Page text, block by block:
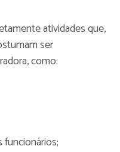
atividades que,
ser
como:
funcionários;